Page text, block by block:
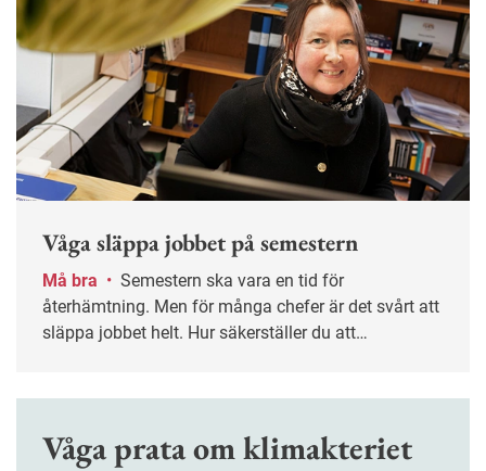
Våga släppa jobbet på semestern
Må bra •
återhämtning. Men för många chefer är det svårt att
släppa jobbet helt. Hur säkerställer du att
Våga prata om klimakteriet